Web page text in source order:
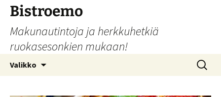
Siirry
sisältöön
Bistroemo
Makunautintoja ja herkkuhetkiä
ruokasesonkien mukaan!
Valikko Haku: